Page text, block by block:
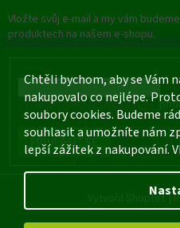
Chtěli bychom, aby se Vám
nakupovalo co nejlépe.
soubory cookies. Budeme
souhlasit a umožníte nám
lepší zážitek z nakupování.
Vložte svůj e-mail a my vám
produktech na našem e-shopu.
Vložením e-mailu souhlasíte s
PŘIHLÁSIT SE
Vytvořil Shoptet |